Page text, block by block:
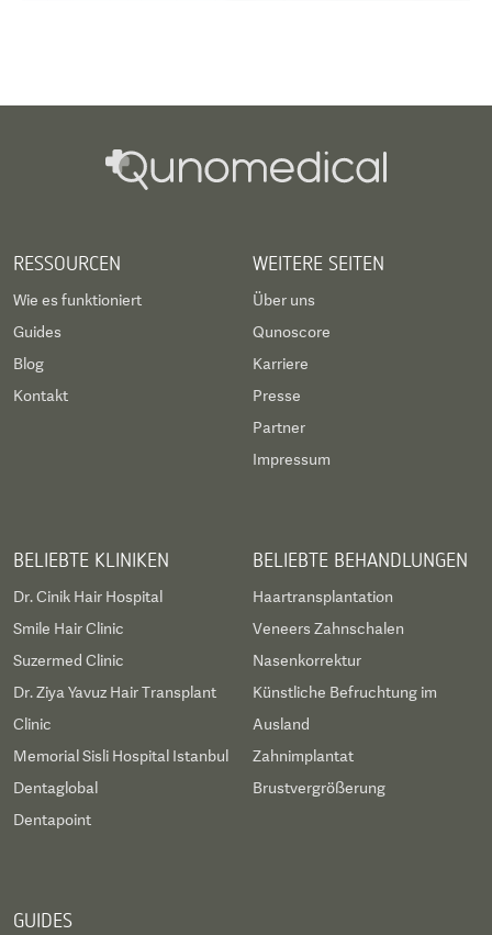
RESSOURCEN
Wie es funktioniert
Guides
Blog
Kontakt
WEITERE SEITEN
Über uns
Qunoscore
Karriere
Presse
Partner
Impressum
BELIEBTE KLINIKEN
Dr. Cinik Hair Hospital
Smile Hair Clinic
Suzermed Clinic
Dr. Ziya Yavuz Hair Transplant
Clinic
Memorial Sisli Hospital Istanbul
Dentaglobal
Dentapoint
BELIEBTE BEHANDLUNGEN
Haartransplantation
Veneers Zahnschalen
Nasenkorrektur
Künstliche Befruchtung im
Ausland
Zahnimplantat
Brustvergrößerung
GUIDES